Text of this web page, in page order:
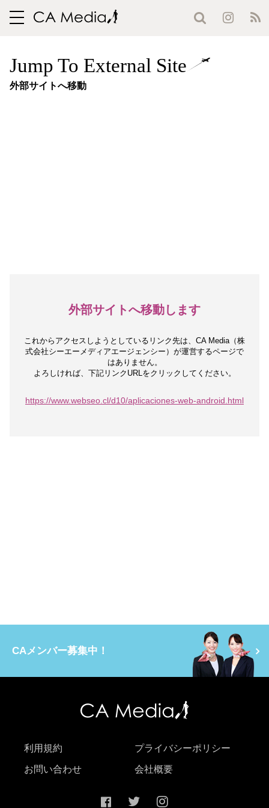
toggle
Jump To External Site
外部サイトへ移動
外部サイトへ移動します
これからアクセスしようとしているリンク先は、 CA Media（株
式会社シーエーメディアエージェンシー）が運営するページで
はありません。
よろしければ、下記リンクURLをクリックしてください。
https://www.webseo.cl/d10/aplicaciones-web-android.html
CAメンバー募集中！
利用規約 プライバシーポリシー
お問い合わせ 会社概要